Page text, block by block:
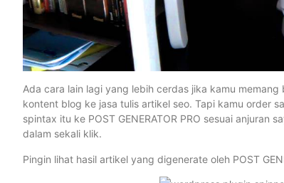
Ada cara lain lagi yang lebih cerdas jika kamu
kontent blog ke jasa tulis artikel seo. Tapi kamu order
spintax itu ke POST GENERATOR PRO sesuai
dalam sekali klik.
Pingin lihat hasil artikel yang digenerate oleh POST